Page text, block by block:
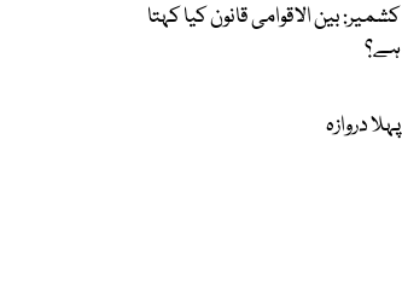
کشمیر: بین الاقوامی قانون کیا کہتا
ہے؟
پہلا دروازہ